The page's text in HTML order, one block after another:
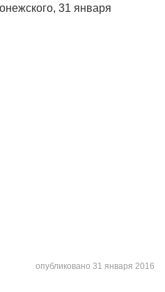
31 января
опубликовано 31 января 2016